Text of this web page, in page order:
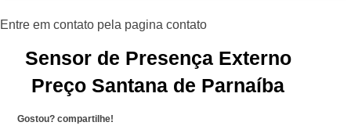
Sensor de Presença Externo
Preço Santana de Parnaíba
Gostou? compartilhe!